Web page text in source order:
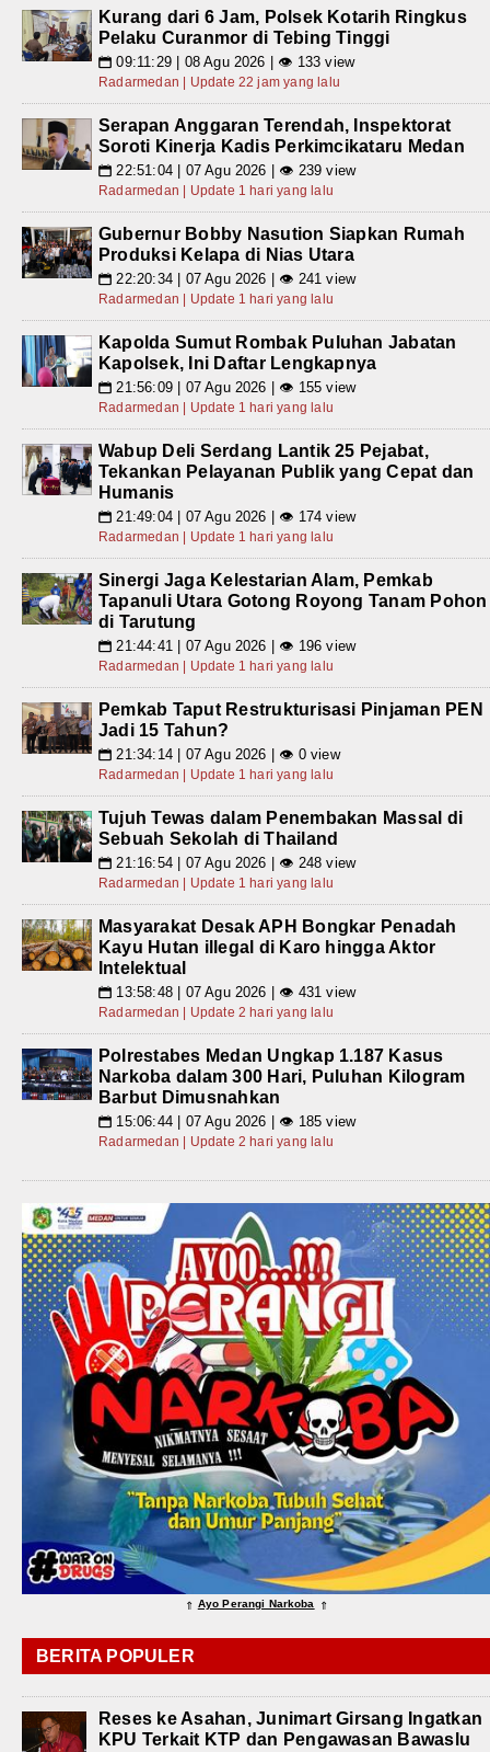
Kurang dari 6 Jam, Polsek Kotarih Ringkus
Pelaku Curanmor di Tebing Tinggi
📅 09:11:29 | 08 Agu 2026 | 👁 133 view
Radarmedan | Update 22 jam yang lalu
Serapan Anggaran Terendah, Inspektorat
Soroti Kinerja Kadis Perkimcikataru Medan
📅 22:51:04 | 07 Agu 2026 | 👁 239 view
Radarmedan | Update 1 hari yang lalu
Gubernur Bobby Nasution Siapkan Rumah
Produksi Kelapa di Nias Utara
📅 22:20:34 | 07 Agu 2026 | 👁 241 view
Radarmedan | Update 1 hari yang lalu
Kapolda Sumut Rombak Puluhan Jabatan
Kapolsek, Ini Daftar Lengkapnya
📅 21:56:09 | 07 Agu 2026 | 👁 155 view
Radarmedan | Update 1 hari yang lalu
Wabup Deli Serdang Lantik 25 Pejabat,
Tekankan Pelayanan Publik yang Cepat dan
Humanis
📅 21:49:04 | 07 Agu 2026 | 👁 174 view
Radarmedan | Update 1 hari yang lalu
Sinergi Jaga Kelestarian Alam, Pemkab
Tapanuli Utara Gotong Royong Tanam Pohon
di Tarutung
📅 21:44:41 | 07 Agu 2026 | 👁 196 view
Radarmedan | Update 1 hari yang lalu
Pemkab Taput Restrukturisasi Pinjaman PEN
Jadi 15 Tahun?
📅 21:34:14 | 07 Agu 2026 | 👁 0 view
Radarmedan | Update 1 hari yang lalu
Tujuh Tewas dalam Penembakan Massal di
Sebuah Sekolah di Thailand
📅 21:16:54 | 07 Agu 2026 | 👁 248 view
Radarmedan | Update 1 hari yang lalu
Masyarakat Desak APH Bongkar Penadah
Kayu Hutan illegal di Karo hingga Aktor
Intelektual
📅 13:58:48 | 07 Agu 2026 | 👁 431 view
Radarmedan | Update 2 hari yang lalu
Polrestabes Medan Ungkap 1.187 Kasus
Narkoba dalam 300 Hari, Puluhan Kilogram
Barbut Dimusnahkan
📅 15:06:44 | 07 Agu 2026 | 👁 185 view
Radarmedan | Update 2 hari yang lalu
⇑ Ayo Perangi Narkoba ⇑
BERITA POPULER
Reses ke Asahan, Junimart Girsang Ingatkan
KPU Terkait KTP dan Pengawasan Bawaslu